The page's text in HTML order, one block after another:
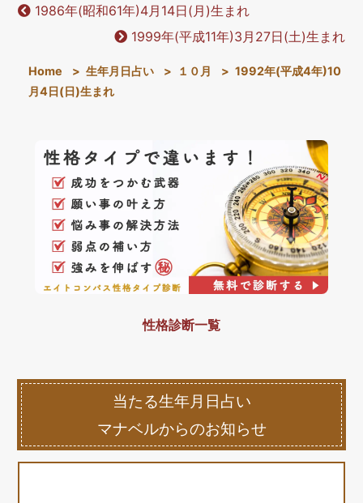
1986年(昭和61年)4月14日(月)生まれ
1999年(平成11年)3月27日(土)生まれ
Home > 生年月日占い > １０月 > 1992年(平成4年)10
月4日(日)生まれ
性格診断一覧
当たる生年月日占い
マナベルからのお知らせ